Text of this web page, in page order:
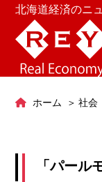
北海道経済のニ
ホーム 社会
「パール